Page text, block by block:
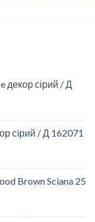
декор сірий / Д
сiрий / Д 162071
Brown Sciana 25